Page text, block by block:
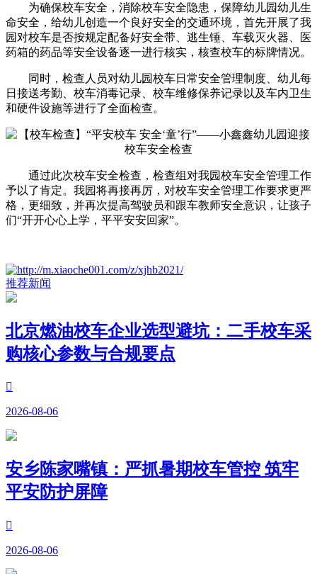
为确保校车安全，消除校车安全隐患，保障幼儿园幼儿生
命安全，给幼儿创造一个良好安全的交通环境，首先开展了我
园对校车是否按规定配备好安全带、逃生锤、车载灭火器、医
药箱的药品等安全设备逐一进行核实，核查校车的标牌情况。
同时，检查人员对幼儿园校车日常安全管理制度、幼儿每
日接送考勤、校车消毒记录、校车维修保养记录以及车内卫生
和硬件设施等进行了全面检查。
通过此次校车安全检查，检查组对我园校车安全管理工作
予以了肯定。我园将再接再厉，对校车安全管理工作要求更严
格，更细致，并再次提高驾驶员和跟车教师安全意识，让孩子
们“开开心心上学，平平安安回家”。
推荐新闻
北京燃油校车企业选型避坑：二手校车采
购核心参数与合规要点

2026-08-06
安乡陈家嘴镇：严抓暑期校车管控 筑牢
平安防护屏障

2026-08-06